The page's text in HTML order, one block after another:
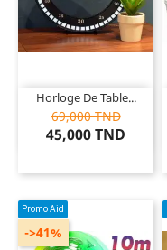
Horloge De Table...
69,000 TND
45,000 TND
Promo Aid
->41%